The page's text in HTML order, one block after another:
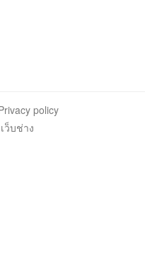
policy
ว็บช่าง